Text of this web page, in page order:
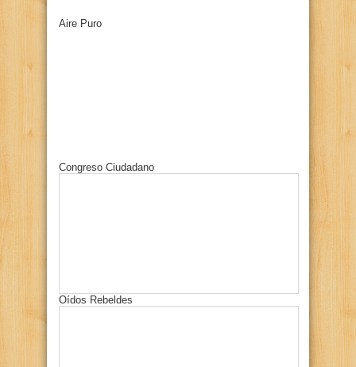
Aire Puro
Congreso Ciudadano
Oídos Rebeldes